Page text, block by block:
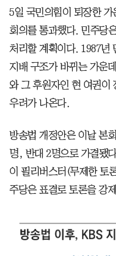
5일 국민의힘이 퇴장한
회의를 통과했다. 민주당
처리할 계획이다. 1987년
지배 구조가 바뀌는 가운
와 그 후원자인 현 여권이
우려가 나온다.
방송법 개정안은 이날 본
명, 반대 2명으로 가결됐
이 필리버스터(무제한 토
주당은 표결로 토론을 강